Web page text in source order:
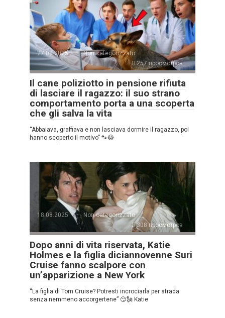
27.08.2025
Non categorizzato
257 просмотров
Il cane poliziotto in pensione rifiuta
di lasciare il ragazzo: il suo strano
comportamento porta a una scoperta
che gli salva la vita
“Abbaiava, graffiava e non lasciava dormire il ragazzo, poi
hanno scoperto il motivo” 🐾😳
18.08.2025
Non categorizzato
308 просмотров
Dopo anni di vita riservata, Katie
Holmes e la figlia diciannovenne Suri
Cruise fanno scalpore con
un’apparizione a New York
“La figlia di Tom Cruise? Potresti incrociarla per strada
senza nemmeno accorgertene” 😏🗽 Katie